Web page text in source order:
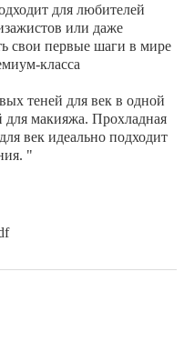
для любителей
или даже
свои первые шаги в мире
класса
теней для век в одной
для макияжа. Прохладная
век идеально подходит
"